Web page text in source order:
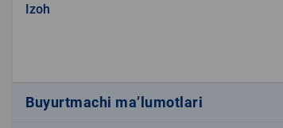
Izoh
Buyurtmachi ma’lumotlari